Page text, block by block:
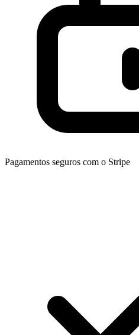
Pagamentos seguros com o Stripe